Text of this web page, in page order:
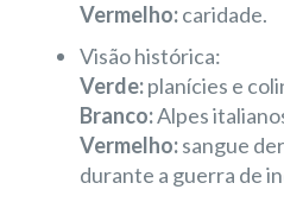
Vermelho:caridade.
Visão histórica:
Verde:planícies e
Branco:Alpes
Vermelho:sangue
durante a guerra de